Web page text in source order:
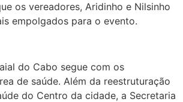
os vereadores, Aridinho e Nilsinho
empolgados para o evento.
do Cabo segue com os
de saúde. Além da reestruturação
do Centro da cidade, a Secretaria